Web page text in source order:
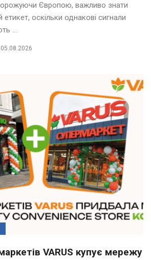
Європою, важливо знати
етикет, оскільки однакові сигнали
...
05.08.2026
VARUS купує мережу